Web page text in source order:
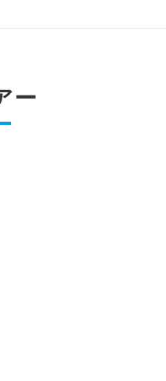
ー
制限があるコースです。